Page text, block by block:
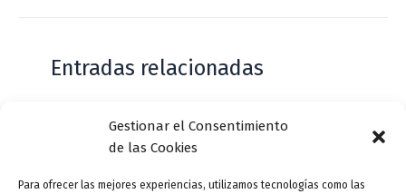
Gestionar el Consentimiento
de las Cookies
Para ofrecer las mejores experiencias, utilizamos tecnologías como las
Entradas relacionadas
Casa de Zorrilla conmemorarán el 168
aniversario del estreno de Don Juan
Tenorio